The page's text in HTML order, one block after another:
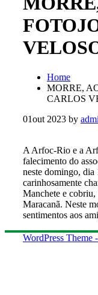
Home
MORRE,
CARLOS
01out 2023 by
A Arfoc-Rio e a
falecimento do
neste domingo, dia
carinhosamente
Manchete e
Maracanã. Neste
sentimentos aos
WordPress Theme